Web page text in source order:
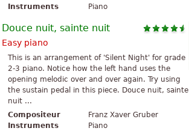
Instruments
Piano
Douce nuit, sainte nuit
Easy piano
This is an arrangement of 'Silent Night' for grade
2-3 piano. Notice how the left hand uses the
opening melodic over and over again. Try using
the sustain pedal in this piece. Douce nuit, sainte
nuit ...
Compositeur
Franz Xaver Gruber
Instruments
Piano